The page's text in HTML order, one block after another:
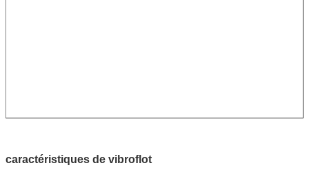
caractéristiques de vibroflot